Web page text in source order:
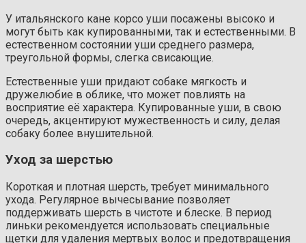
У итальянского кане корсо уши посажены высоко и
могут быть как купированными, так и естественными. В
естественном состоянии уши среднего размера,
треугольной формы, слегка свисающие.
Естественные уши придают собаке мягкость и
дружелюбие в облике, что может повлиять на
восприятие её характера. Купированные уши, в свою
очередь, акцентируют мужественность и силу, делая
собаку более внушительной.
Уход за шерстью
Короткая и плотная шерсть, требует минимального
ухода. Регулярное вычесывание позволяет
поддерживать шерсть в чистоте и блеске. В период
линьки рекомендуется использовать специальные
щетки для удаления мертвых волос и предотвращения